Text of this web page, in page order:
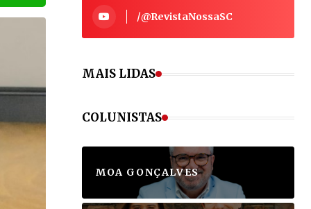
/@RevistaNossaSC
MAIS LIDAS
COLUNISTAS
MOA GONÇALVES